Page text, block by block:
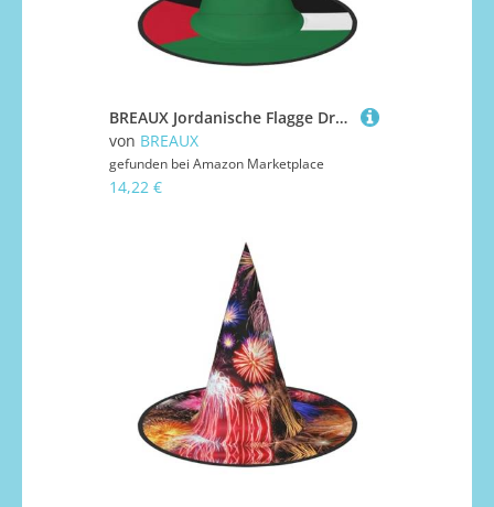
BREAUX Jordanische Flagge Druck Halloween Hexe und Zauberer Hut Hexenkostüm für Themendekoration Halloween Party
von BREAUX
gefunden bei Amazon Marketplace
14,22 €